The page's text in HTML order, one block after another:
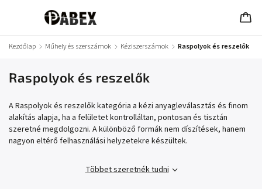
Kezdőlap / Műhely és szerszámok / Kéziszerszámok / Raspolyok és reszelők
Raspolyok és reszelők
A Raspolyok és reszelők kategória a kézi anyagleválasztás és finom
alakítás alapja, ha a felületet kontrolláltan, pontosan és tisztán
szeretné megdolgozni. A különböző formák nem díszítések, hanem
nagyon eltérő felhasználási helyzetekre készültek.
Többet szeretnék tudni